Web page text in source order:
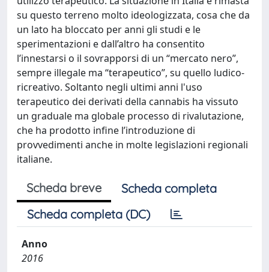
su questo terreno molto ideologizzata, cosa che da
un lato ha bloccato per anni gli studi e le
sperimentazioni e dall’altro ha consentito
l’innestarsi o il sovrapporsi di un “mercato nero”,
sempre illegale ma “terapeutico”, su quello ludico-
ricreativo. Soltanto negli ultimi anni l'uso
terapeutico dei derivati della cannabis ha vissuto
un graduale ma globale processo di rivalutazione,
che ha prodotto infine l’introduzione di
provvedimenti anche in molte legislazioni regionali
italiane.
Scheda breve
Scheda completa
Scheda completa (DC)
Anno
2016